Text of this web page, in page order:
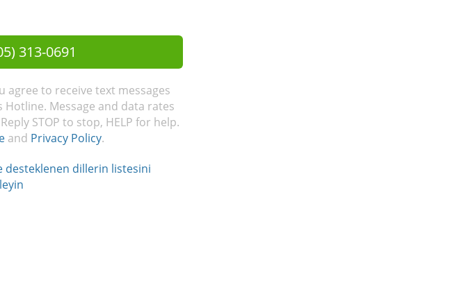
313-0691
agree to receive text messages
Message and data rates
STOP to stop, HELP for help.
and Privacy Policy.
desteklenen dillerin listesini